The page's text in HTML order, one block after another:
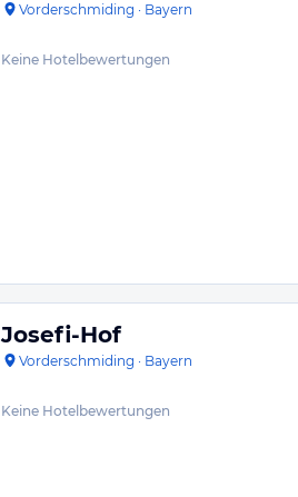
Vorderschmiding · Bayern
Keine Hotelbewertungen
Josefi-Hof
Vorderschmiding · Bayern
Keine Hotelbewertungen